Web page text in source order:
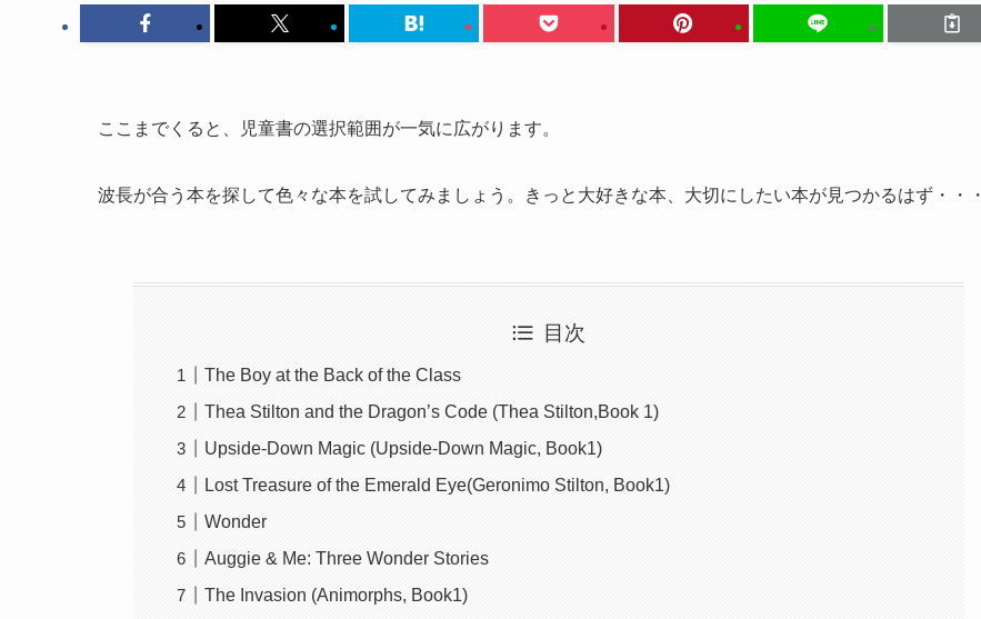
ここまでくると、児童書の選択範囲が一気に広がります。
波長が合う本を探して色々な本を試してみましょう。きっと大好きな本、大切にしたい本が見つかるはず・・・
目次
The Boy at the Back of the Class
Thea Stilton and the Dragon’s Code (Thea Stilton,Book 1)
Upside-Down Magic (Upside-Down Magic, Book1)
Lost Treasure of the Emerald Eye(Geronimo Stilton, Book1)
Wonder
Auggie & Me: Three Wonder Stories
The Invasion (Animorphs, Book1)